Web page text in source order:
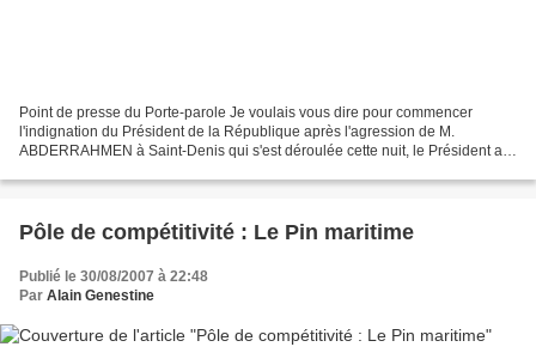
Point de presse du Porte-parole Je voulais vous dire pour commencer
l'indignation du Président de la République après l'agression de M.
ABDERRAHMEN à Saint-Denis qui s'est déroulée cette nuit, le Président a
Pôle de compétitivité : Le Pin maritime
Publié le 30/08/2007 à 22:48
Par Alain Genestine